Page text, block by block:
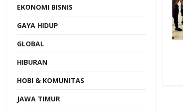
EKONOMI BISNIS
GAYA HIDUP
GLOBAL
HIBURAN
HOBI & KOMUNITAS
JAWA TIMUR